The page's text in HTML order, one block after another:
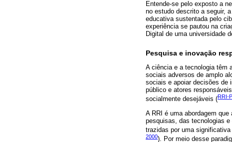
Entende-se pelo exposto a
no estudo descrito a seguir,
educativa sustentada pelo
experiência se pautou na
Digital de uma universidade
Pesquisa e inovação
A ciência e a tecnologia têm
sociais adversos de amplo
sociais e apoiar decisões de
público e atores
socialmente desejáveis (RRI-
A RRI é uma abordagem
pesquisas, das tecnologias
trazidas por uma
2000). Por meio desse